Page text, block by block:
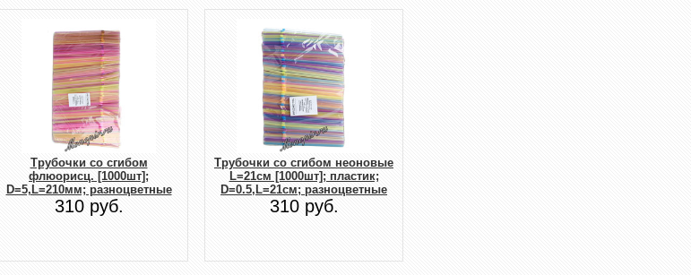
Трубочки со сгибом
флюорисц. [1000шт];
D=5,L=210мм; разноцветные
310 руб.
Трубочки со сгибом неоновые
L=21cм [1000шт]; пластик;
D=0.5,L=21см; разноцветные
310 руб.